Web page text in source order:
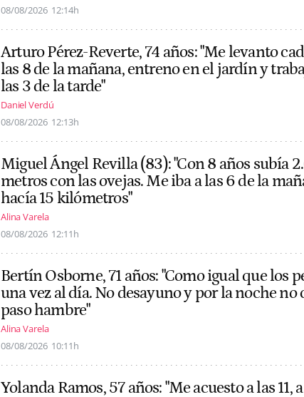
08/08/2026 12:14h
Arturo Pérez-Reverte, 74 años: "Me levanto
las 8 de la mañana, entreno en el jardín y
las 3 de la tarde"
Daniel Verdú
08/08/2026 12:13h
Miguel Ángel Revilla (83): "Con 8 años subía
metros con las ovejas. Me iba a las 6 de la
hacía 15 kilómetros"
Alina Varela
08/08/2026 12:11h
Bertín Osborne, 71 años: "Como igual que los
una vez al día. No desayuno y por la noche no
paso hambre"
Alina Varela
08/08/2026 10:11h
Yolanda Ramos, 57 años: "Me acuesto a las 11,